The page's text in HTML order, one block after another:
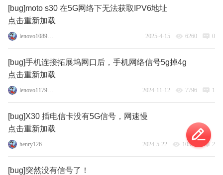
[bug]moto s30 在5G网络下无法获取IPV6地址
点击重新加载
lenovo108951373 2025-4-15 6260 0
[bug]手机连接拓展坞网口后，手机网络信号5g掉4g
点击重新加载
lenovo117971950 2024-11-12 7796 1
[bug]X30 插电信卡没有5G信号，网速慢
点击重新加载
henry126 2024-5-22 10534 2
[bug]突然没有信号了！